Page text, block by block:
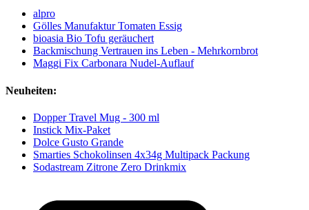
alpro
Gölles Manufaktur Tomaten Essig
bioasia Bio Tofu geräuchert
Backmischung Vertrauen ins Leben - Mehrkornbrot
Maggi Fix Carbonara Nudel-Auflauf
Neuheiten:
Dopper Travel Mug - 300 ml
Instick Mix-Paket
Dolce Gusto Grande
Smarties Schokolinsen 4x34g Multipack Packung
Sodastream Zitrone Zero Drinkmix